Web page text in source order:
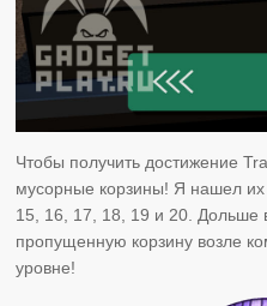
Чтобы получить достижение
мусорные корзины! Я нашел их
15, 16, 17, 18, 19 и 20. Дольше
пропущенную корзину возле
уровне!